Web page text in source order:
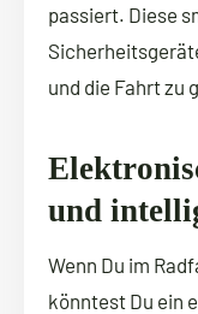
passiert. Diese
und die Fahrt zu
und
Wenn Du im
könntest Du ein